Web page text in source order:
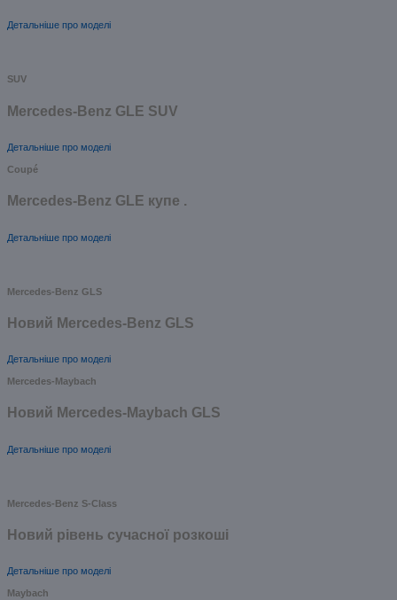
Детальніше про моделі
SUV
Mercedes-Benz GLE SUV
Детальніше про моделі
Coupé
Mercedes-Benz GLE купе .
Детальніше про моделі
Mercedes-Benz GLS
Новий Mercedes-Benz GLS
Детальніше про моделі
Mercedes-Maybach
Новий Mercedes-Maybach GLS
Детальніше про моделі
Mercedes-Benz S-Class
Новий рівень сучасної розкоші
Детальніше про моделі
Maybach